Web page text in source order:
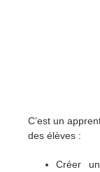
C’est un
des élèves :
Créer